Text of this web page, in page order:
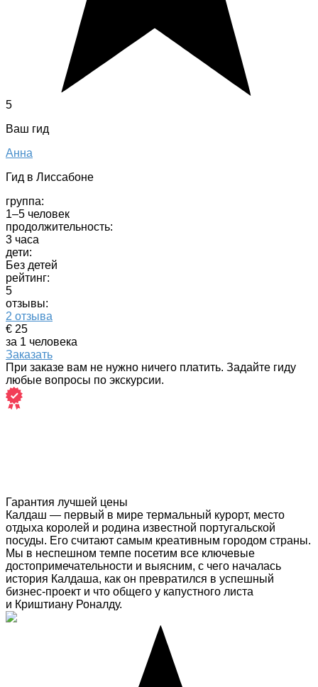
5
Ваш гид
Анна
Гид в Лиссабоне
группа:
1–5 человек
продолжительность:
3 часа
дети:
Без детей
рейтинг:
5
отзывы:
2 отзыва
€ 25
за 1 человека
Заказать
При заказе вам не нужно ничего платить. Задайте гиду
любые вопросы по экскурсии.
Гарантия лучшей цены
Калдаш — первый в мире термальный курорт, место
отдыха королей и родина известной португальской
посуды. Его считают самым креативным городом страны.
Мы в неспешном темпе посетим все ключевые
достопримечательности и выясним, с чего началась
история Калдаша, как он превратился в успешный
бизнес-проект и что общего у капустного листа
и Криштиану Роналду.